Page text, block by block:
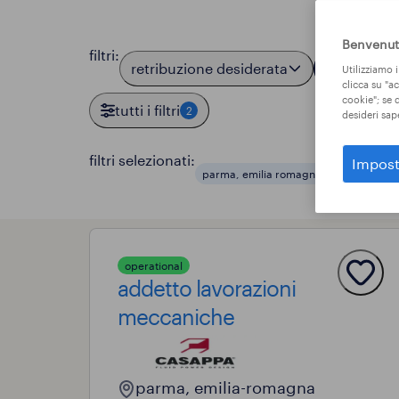
filtri:
retribuzione desiderata località
tutti i filtri 2
filtri selezionati:
parma, emilia romagna produzione
operational
addetto lavorazioni
meccaniche
parma, emilia-romagna
Utilizziamo
clicca su
cookie"; se
desideri